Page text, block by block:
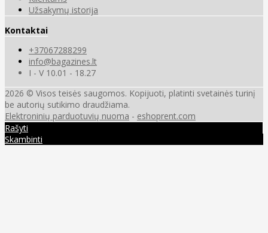
Užsakymų istorija
Kontaktai
+37067288299
info@bagazines.lt
I - V 10.01 - 18.27
2026 © Visos teisės saugomos. Kopijuoti, platinti svetainės turinį
be autorių sutikimo draudžiama.
Elektroninių parduotuvių nuoma - eshoprent.com
Rašyti
Skambinti